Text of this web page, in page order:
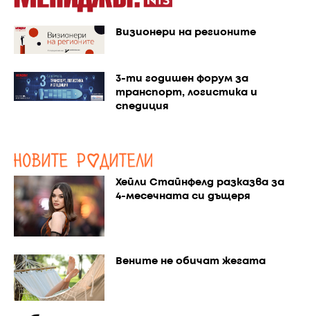
Визионери на регионите
3-ти годишен форум за
транспорт, логистика и
спедиция
Хейли Стайнфелд разказва за
4-месечната си дъщеря
Вените не обичат жегата